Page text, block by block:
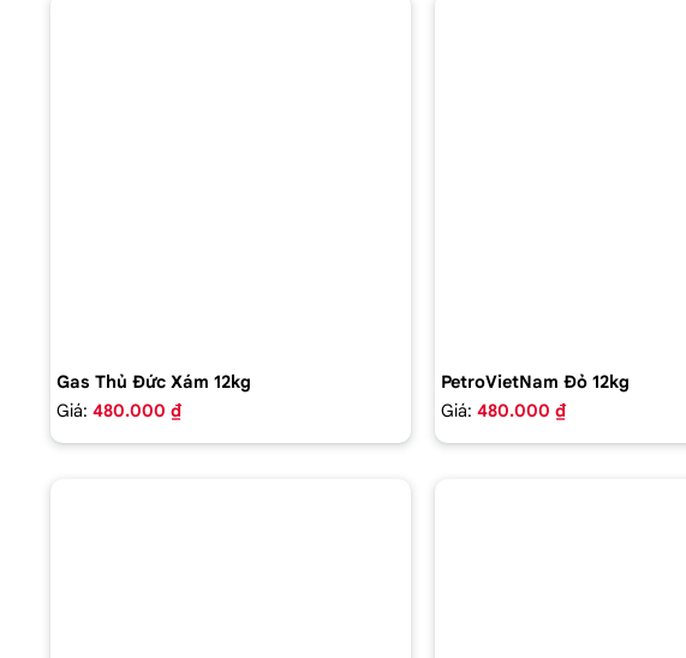
Gas Thủ Đức Xám 12kg
Giá: 480.000 ₫
PetroVietNam Đỏ 12kg
Giá: 480.000 ₫